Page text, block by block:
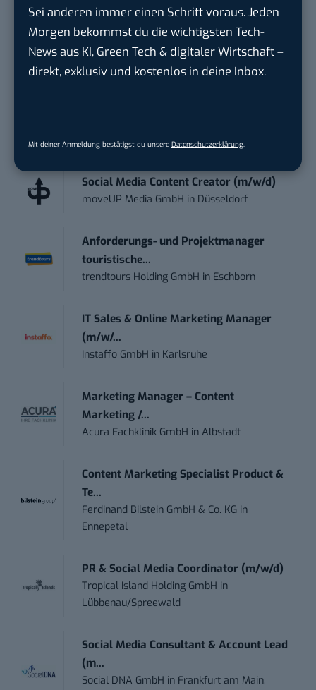
Sei anderen immer einen Schritt voraus. Jeden
Morgen bekommst du die wichtigsten Tech-
News aus KI, Green Tech & digitaler Wirtschaft –
direkt, exklusiv und kostenlos in deine Inbox.
Mit deiner Anmeldung bestätigst du unsere Datenschutzerklärung.
KI, Green Tech und die Tech-Themen von Morgen
geht? Über 12.000 smarte Leser bekommen jeden
Tag UPDATE, unser Tech-Briefing mit den
wichtigsten News des Tages – und sichern sich
STELLENANZEIGEN
Social Media Content Creator (m/w/d)
moveUP Media GmbH in Düsseldorf
Anforderungs- und Projektmanager
touristische...
trendtours Holding GmbH in Eschborn
IT Sales & Online Marketing Manager
(m/w/...
Instaffo GmbH in Karlsruhe
Marketing Manager – Content
Marketing /...
Acura Fachklinik GmbH inAlbstadt
Content Marketing Specialist Product &
Te...
Ferdinand Bilstein GmbH & Co. KG in
Ennepetal
PR & Social Media Coordinator (m/w/d)
Tropical Island Holding GmbH in
Lübbenau/Spreewald
Social Media Consultant & Account Lead
(m...
Social DNA GmbH in Frankfurt am Main,